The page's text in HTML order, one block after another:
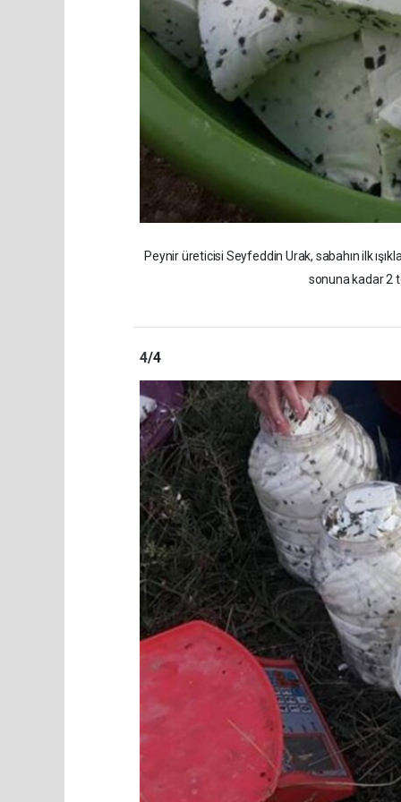
Peynir üreticisi Seyfeddin Urak, sabahın ilk
sonuna kadar 2
4/4